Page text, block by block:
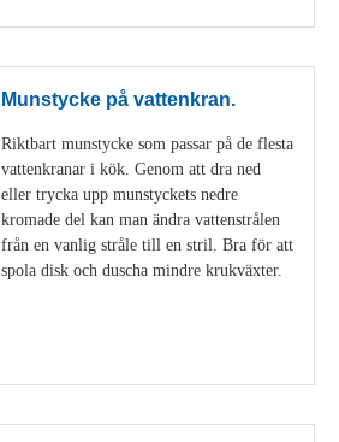
Munstycke på vattenkran.
Riktbart munstycke som passar på de flesta
vattenkranar i kök. Genom att dra ned
eller trycka upp munstyckets nedre
kromade del kan man ändra vattenstrålen
från en vanlig stråle till en stril. Bra för att
spola disk och duscha mindre krukväxter.